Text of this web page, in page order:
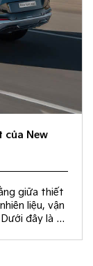
của New
giữa thiết
liệu, vận
đây là 10